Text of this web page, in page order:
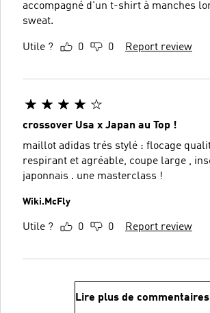
accompagné d'un t-shirt à manches
sweat.
Utile ? 0 0 Report review
crossover Usa x Japan au Top !
maillot adidas trés stylé : flocage
respirant et agréable, coupe large ,
japonnais . une masterclass !
Wiki.McFly
Utile ? 0 0 Report review
Lire plus de commentaires